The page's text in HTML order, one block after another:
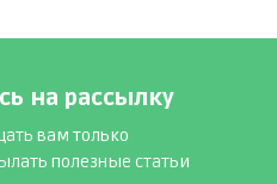
на рассылку
вам только
полезные статьи